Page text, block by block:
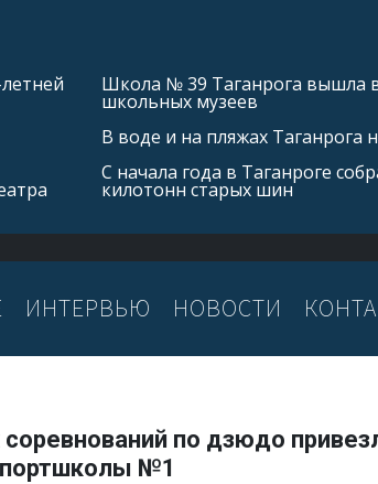
Школа № 39 Таганрога вышла в
школьных музеев
В воде и на пляжах Таганрога
С начала года в Таганроге
килотонн старых шин
ИНТЕРВЬЮ НОВОСТИ
по дзюдо
№1